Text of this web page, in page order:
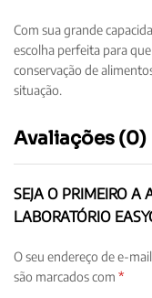
Com sua grande
escolha perfeita para
conservação de
situação.
Avaliações (0)
SEJA O PRIMEIRO A
LABORATÓRIO
O seu endereço de e-
são marcados com *